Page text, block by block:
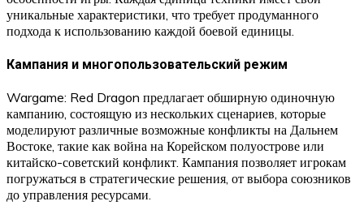
уникальные характеристики, что требует продуманного
подхода к использованию каждой боевой единицы.
Кампания и многопользовательский режим
Wargame: Red Dragon предлагает обширную одиночную
кампанию, состоящую из нескольких сценариев, которые
моделируют различные возможные конфликты на Дальнем
Востоке, такие как война на Корейском полуострове или
китайско-советский конфликт. Кампания позволяет игрокам
погружаться в стратегические решения, от выбора союзников
до управления ресурсами.